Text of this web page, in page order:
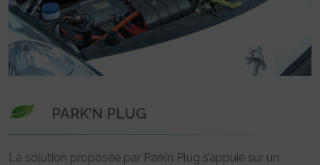
PARK’N PLUG
La solution proposée par Park’n Plug s’appuie sur un